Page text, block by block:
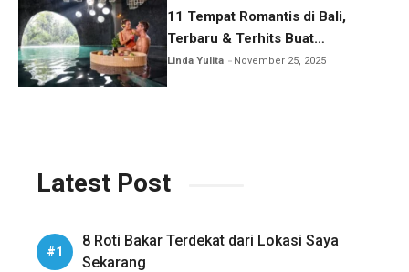
11 Tempat Romantis di Bali,
Terbaru & Terhits Buat
Honeymoon
Linda Yulita November 25, 2025
Latest Post
8 Roti Bakar Terdekat dari Lokasi Saya
Sekarang